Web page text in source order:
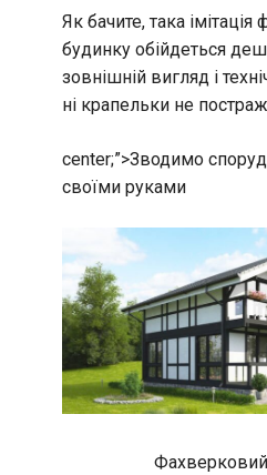
Як бачите, така
будинку обійдеться
зовнішній вигляд і
ні крапельки не
center;”>Зводимо
своїми руками